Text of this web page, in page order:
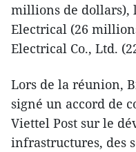
millions de dollars),
Electrical (26
Electrical Co., Ltd.
Lors de la réunion,
signé un accord de
Viettel Post sur le
infrastructures, des